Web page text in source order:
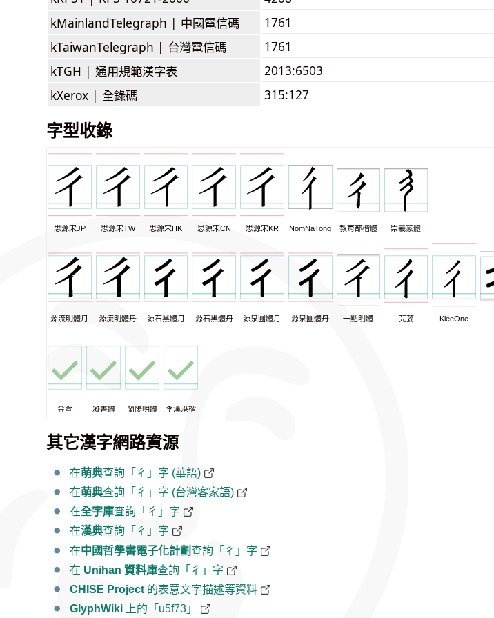
kMainlandTelegraph | 中國電信碼
1761
kTaiwanTelegraph | 台灣電信碼
1761
kTGH | 通用規範漢字表
2013:6503
kXerox | 全錄碼 315:127
字型收錄
思源宋JP 思源宋TW 思源宋HK 思源宋CN 思源宋KR NomNaTong 教育部楷體 崇羲篆體
源流明體月 源流明體丹 源石黑體月 源石黑體丹 源泉圓體月 源泉圓體丹 一點明體 芫荽 KleeOne
金萱 凝書體 蘭陽明體 李漢港楷
其它漢字網路資源
在萌典查詢「彳」字 (華語)
在萌典查詢「彳」字 (台灣客家語)
在全字庫查詢「彳」字
在漢典查詢「彳」字
在中國哲學書電子化計劃 查詢「彳」字
在 Unihan 資料庫查詢「彳」字
CHISE Project 的表意文字描述等資料
GlyphWiki 上的「u5f73」